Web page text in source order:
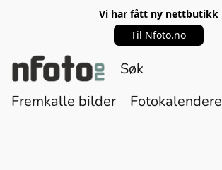
Vi har fått ny nettbutikk
Til Nfoto.no
Fremkalle bilder Fotokalendere